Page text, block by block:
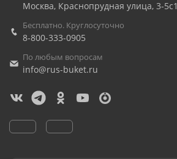
Москва, Краснопрудная улица, 3-5с1
Бесплатно. Круглосуточно
8-800-333-0905
По любым вопросам
info@rus-buket.ru